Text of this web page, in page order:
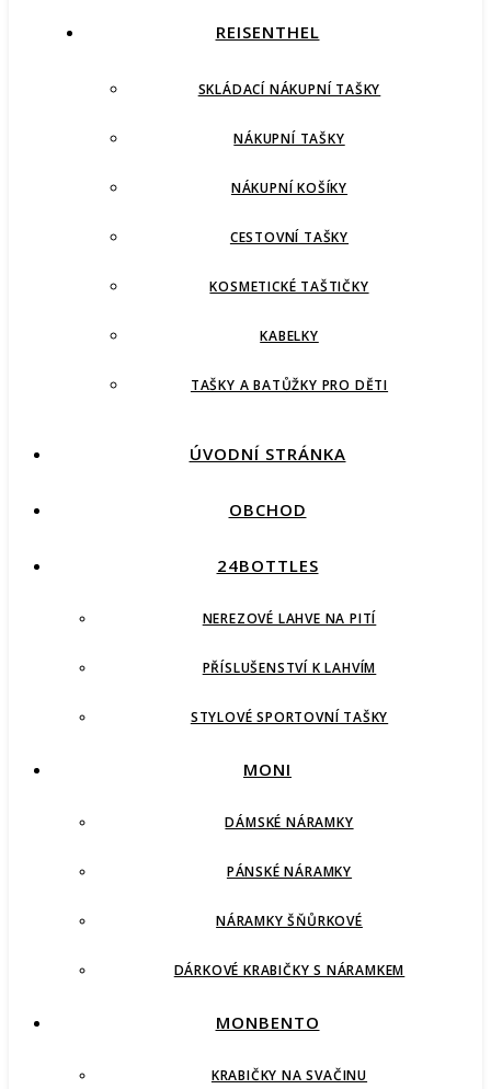
REISENTHEL
SKLÁDACÍ NÁKUPNÍ TAŠKY
NÁKUPNÍ TAŠKY
NÁKUPNÍ KOŠÍKY
CESTOVNÍ TAŠKY
KOSMETICKÉ TAŠTIČKY
KABELKY
TAŠKY A BATŮŽKY PRO DĚTI
ÚVODNÍ STRÁNKA
OBCHOD
24BOTTLES
NEREZOVÉ LAHVE NA PITÍ
PŘÍSLUŠENSTVÍ K LAHVÍM
STYLOVÉ SPORTOVNÍ TAŠKY
MONI
DÁMSKÉ NÁRAMKY
PÁNSKÉ NÁRAMKY
NÁRAMKY ŠŇŮRKOVÉ
DÁRKOVÉ KRABIČKY S NÁRAMKEM
MONBENTO
KRABIČKY NA SVAČINU